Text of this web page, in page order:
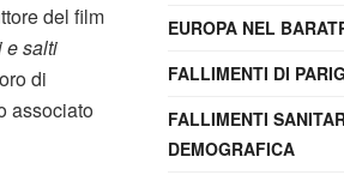
del film
e salti
di
associato
EUROPA NEL
FALLIMENTI DI
FALLIMENTI
DEMOGRAFICA